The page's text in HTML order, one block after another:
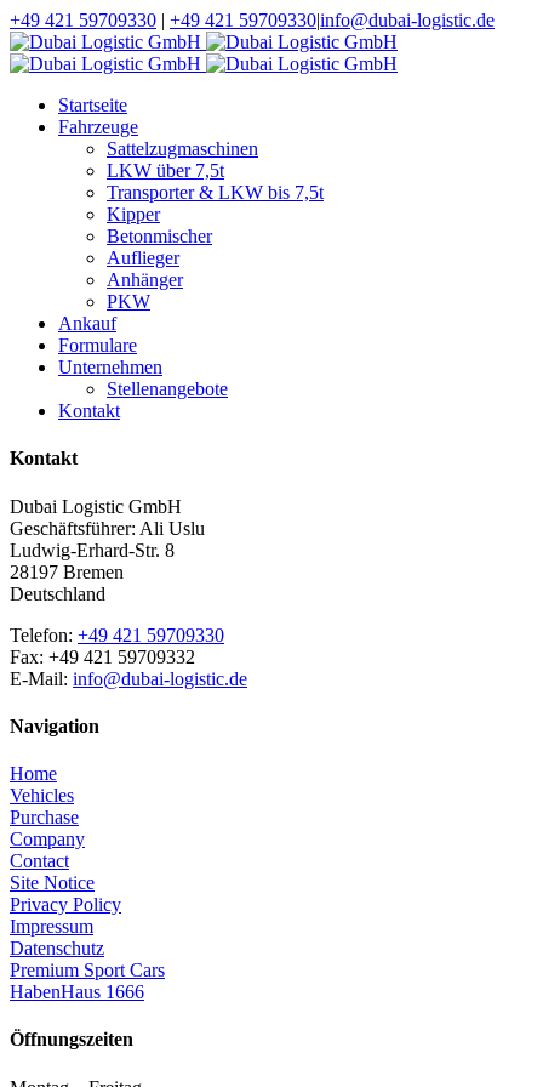
+49 421 59709330 | +49 421 59709330|info@dubai-logistic.de
Startseite
Fahrzeuge
Sattelzugmaschinen
LKW über 7,5t
Transporter & LKW bis 7,5t
Kipper
Betonmischer
Auflieger
Anhänger
PKW
Ankauf
Formulare
Unternehmen
Stellenangebote
Kontakt
Kontakt
Dubai Logistic GmbH
Geschäftsführer: Ali Uslu
Ludwig-Erhard-Str. 8
28197 Bremen
Deutschland
Telefon: +49 421 59709330
Fax: +49 421 59709332
E-Mail: info@dubai-logistic.de
Navigation
Home
Vehicles
Purchase
Company
Contact
Site Notice
Privacy Policy
Impressum
Datenschutz
Premium Sport Cars
HabenHaus 1666
Öffnungszeiten